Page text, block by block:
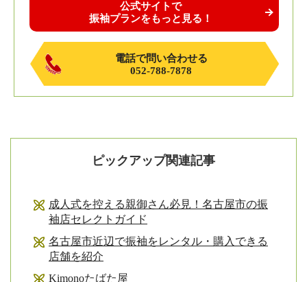
公式サイトで
振袖プランをもっと見る！
電話で問い合わせる
052-788-7878
ピックアップ関連記事
成人式を控える親御さん必見！名古屋市の振
袖店セレクトガイド
名古屋市近辺で振袖をレンタル・購入できる
店舗を紹介
Kimonoたばた屋